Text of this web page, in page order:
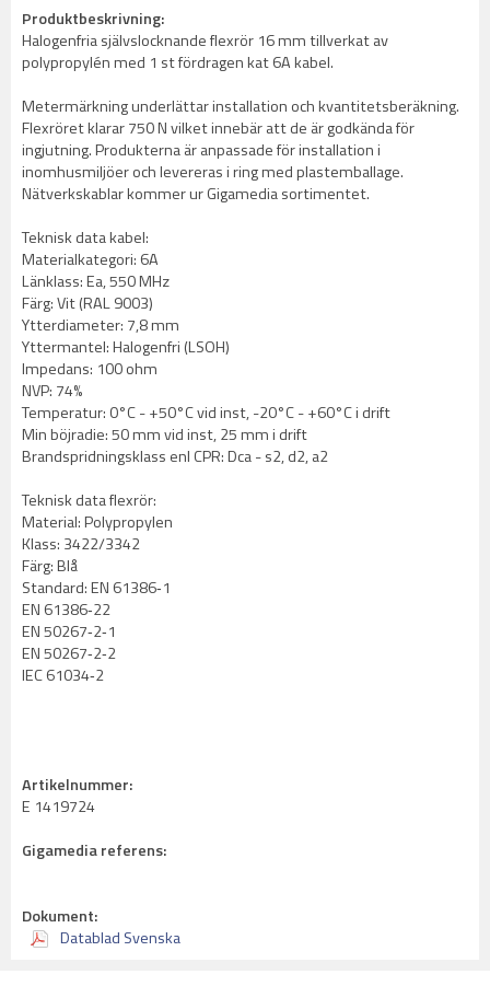
Produktbeskrivning:
Halogenfria självslocknande flexrör 16 mm tillverkat av
polypropylén med 1 st fördragen kat 6A kabel.
Metermärkning underlättar installation och kvantitetsberäkning.
Flexröret klarar 750 N vilket innebär att de är godkända för
ingjutning. Produkterna är anpassade för installation i
inomhusmiljöer och levereras i ring med plastemballage.
Nätverkskablar kommer ur Gigamedia sortimentet.
Teknisk data kabel:
Materialkategori: 6A
Länklass: Ea, 550 MHz
Färg: Vit (RAL 9003)
Ytterdiameter: 7,8 mm
Yttermantel: Halogenfri (LSOH)
Impedans: 100 ohm
NVP: 74%
Temperatur: 0°C - +50°C vid inst, -20°C - +60°C i drift
Min böjradie: 50 mm vid inst, 25 mm i drift
Brandspridningsklass enl CPR: Dca - s2, d2, a2
Teknisk data flexrör:
Material: Polypropylen
Klass: 3422/3342
Färg: Blå
Standard: EN 61386‐1
EN 61386‐22
EN 50267‐2‐1
EN 50267‐2‐2
IEC 61034‐2
Artikelnummer:
E 1419724
Gigamedia referens:
Dokument:
Datablad Svenska